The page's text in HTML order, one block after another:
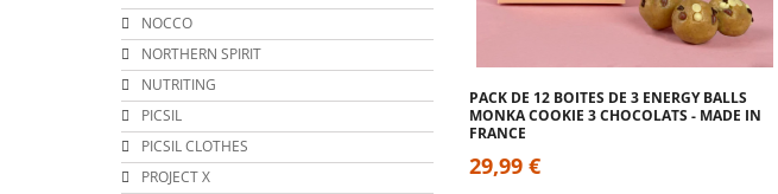
NOCCO
NORTHERN SPIRIT
NUTRITING
PICSIL
PICSIL CLOTHES
PROJECT X
PACK DE 12 BOITES DE 3 ENERGY BALLS
MONKA COOKIE 3 CHOCOLATS - MADE IN
FRANCE
29,99 €